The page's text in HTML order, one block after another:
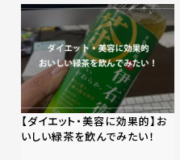
【ダイエット・美容に効果的】お
いしい緑茶を飲んでみたい！